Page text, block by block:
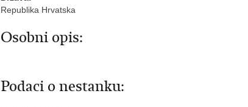
Republika Hrvatska
Osobni opis:
Podaci o nestanku: